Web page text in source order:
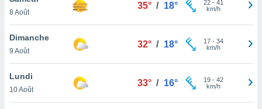
qu'ils
ou
le
ainsi
8 Août
35° / 18° 22- 41
km/h
Dimanche
9 Août
32° / 18° 17- 34
km/h
Lundi
10 Août
33° / 16° 19- 42
km/h